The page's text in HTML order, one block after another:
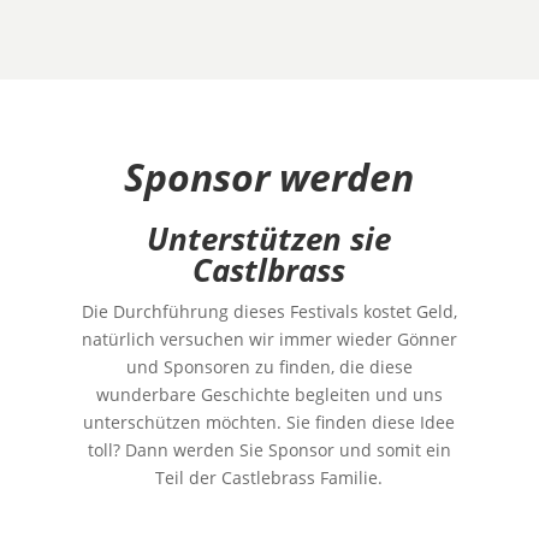
Sponsor werden
Unterstützen sie
Castlbrass
Die Durchführung dieses Festivals kostet Geld,
natürlich versuchen wir immer wieder Gönner
und Sponsoren zu finden, die diese
wunderbare Geschichte begleiten und uns
unterschützen möchten. Sie finden diese Idee
toll? Dann werden Sie Sponsor und somit ein
Teil der Castlebrass Familie.